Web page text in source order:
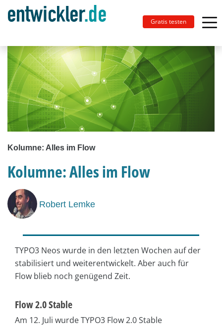
Gratis testen
Kolumne: Alles im Flow
Kolumne: Alles im Flow
Robert Lemke
TYPO3 Neos wurde in den letzten Wochen auf der
stabilisiert und weiterentwickelt. Aber auch für
Flow blieb noch genügend Zeit.
Flow 2.0 Stable
Am 12. Juli wurde TYPO3 Flow 2.0 Stable